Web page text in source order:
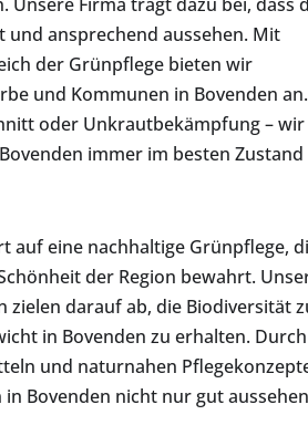
und ansprechend aussehen. Mit
der Grünpflege bieten wir
und Kommunen in Bovenden an.
oder Unkrautbekämpfung – wir
immer im besten Zustand
auf eine nachhaltige Grünpflege,
der Region bewahrt.
darauf ab, die Biodiversität
in Bovenden zu erhalten. Durch
und naturnahen
Bovenden nicht nur gut